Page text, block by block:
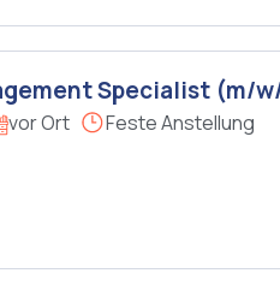
Specialist (m/
vor Ort Feste Anstellung